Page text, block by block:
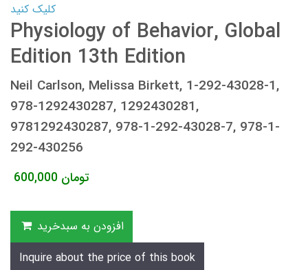
کلیک کنید
Physiology of Behavior, Global
Edition 13th Edition
Neil Carlson, Melissa Birkett, 1-292-43028-1,
978-1292430287, 1292430281,
9781292430287, 978-1-292-43028-7, 978-1-
292-430256
600,000 تومان
افزودن به سبدخرید
Inquire about the price of this book